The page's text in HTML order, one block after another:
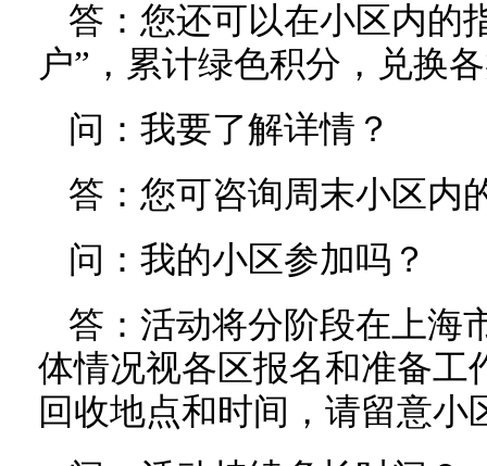
答：您还可以在小区内的
户”，累计绿色积分，兑换
问：我要了解详情？
答：您可咨询周末小区内
问：我的小区参加吗？
答：活动将分阶段在上海
体情况视各区报名和准备工
回收地点和时间，请留意小